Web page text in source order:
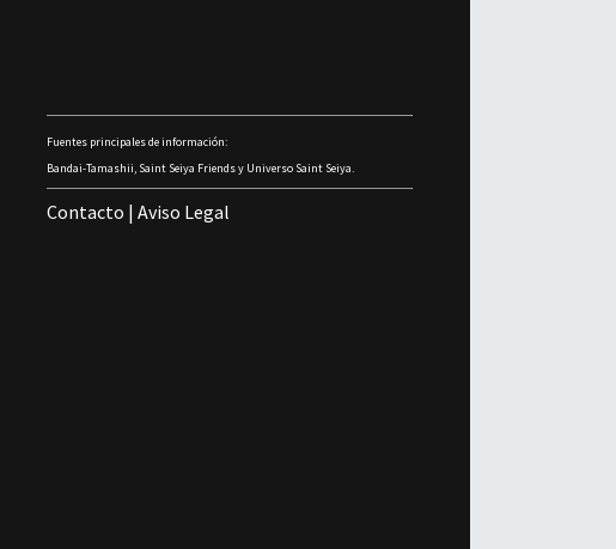
Fuentes principales de información:
Bandai-Tamashii, Saint Seiya Friends y Universo Saint Seiya.
Contacto |Aviso Legal